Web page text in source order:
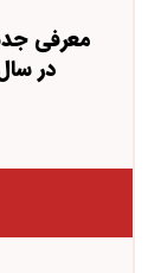
معرفی
در سال ۱۴۰۵ | راهنمای